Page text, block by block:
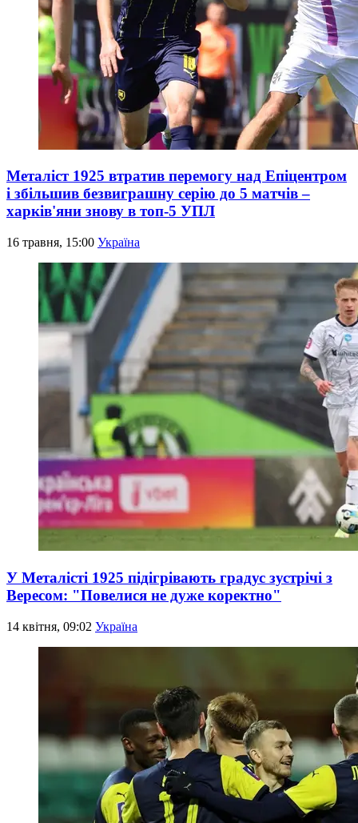
Металіст 1925 втратив перемогу над Епіцентром
і збільшив безвиграшну серію до 5 матчів –
харків'яни знову в топ-5 УПЛ
16 травня, 15:00 Україна
У Металісті 1925 підігрівають градус зустрічі з
Вересом: "Повелися не дуже коректно"
14 квітня, 09:02 Україна